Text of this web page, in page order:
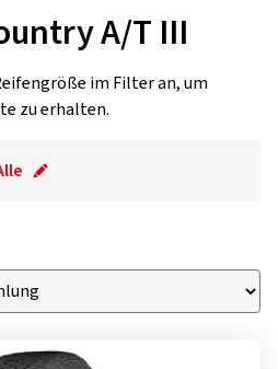
A/T III
im Filter an, um
zu erhalten.